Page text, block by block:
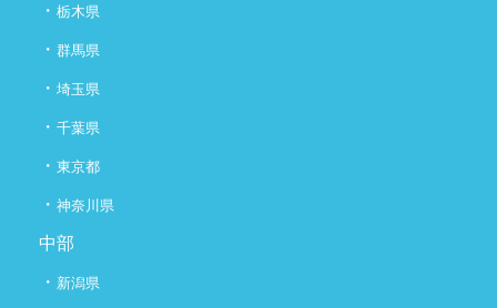
・ 栃木県
・ 群馬県
・ 埼玉県
・ 千葉県
・ 東京都
・ 神奈川県
中部
・ 新潟県